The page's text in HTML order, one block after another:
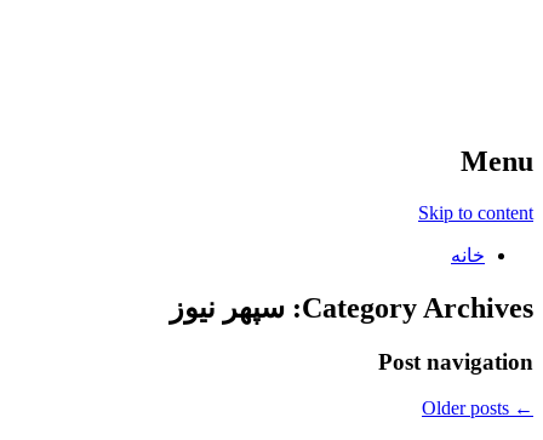
Menu
Skip to content
خانه
Category Archives: سپهر نیوز
Post navigation
←